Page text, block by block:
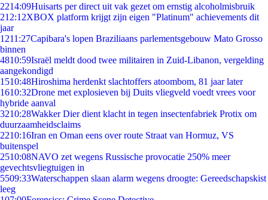
2214:09Huisarts per direct uit vak gezet om ernstig alcoholmisbruik
212:12XBOX platform krijgt zijn eigen "Platinum" achievements dit
jaar
1211:27Capibara's lopen Braziliaans parlementsgebouw Mato Grosso
binnen
4810:59Israël meldt dood twee militairen in Zuid-Libanon, vergelding
aangekondigd
1510:48Hiroshima herdenkt slachtoffers atoombom, 81 jaar later
1610:32Drone met explosieven bij Duits vliegveld voedt vrees voor
hybride aanval
3210:28Wakker Dier dient klacht in tegen insectenfabriek Protix om
duurzaamheidsclaims
2210:16Iran en Oman eens over route Straat van Hormuz, VS
buitenspel
2510:08NAVO zet wegens Russische provocatie 250% meer
gevechtsvliegtuigen in
5509:33Waterschappen slaan alarm wegens droogte: Gereedschapskist
leeg